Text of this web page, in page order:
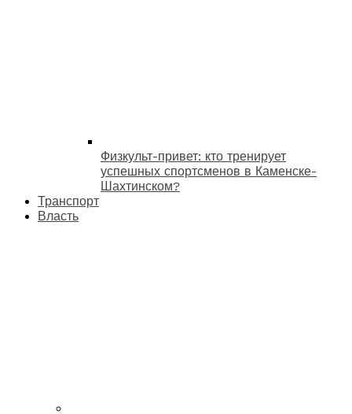
Физкульт-привет: кто тренирует
успешных спортсменов в Каменске-
Шахтинском?
Транспорт
Власть